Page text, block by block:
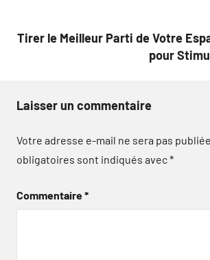
Tirer le Meilleur Parti de Votre
pour
Laisser un commentaire
Votre adresse e-mail ne sera pas publiée.
obligatoires sont indiqués avec*
Commentaire*